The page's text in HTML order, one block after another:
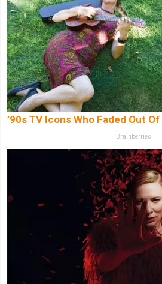
’90s TV Icons Who Faded Out
Brainberries